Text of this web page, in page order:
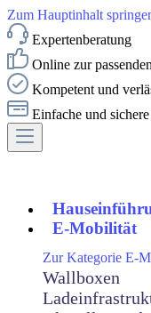
Zum Hauptinhalt
Expertenberatung
Online zur
Kompetent und
Einfache und
E-Mobilität
Zur Kategorie E-
Wallboxen